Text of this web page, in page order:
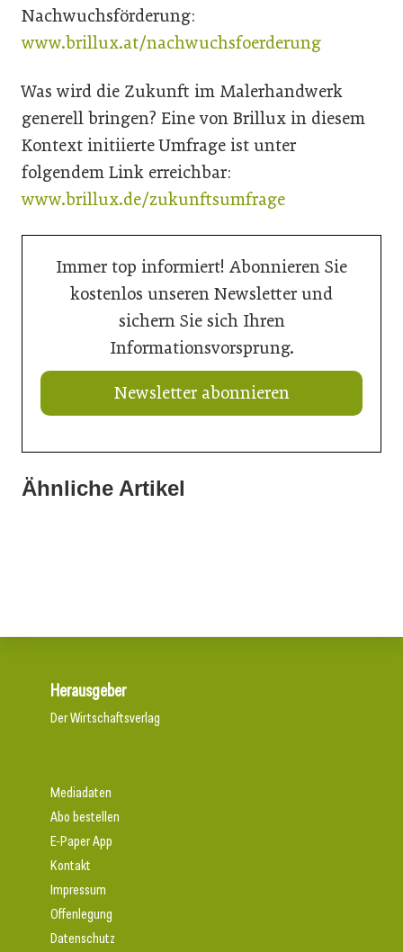
Nachwuchsförderung:
www.brillux.at/nachwuchsfoerderung
Was wird die Zukunft im Malerhandwerk
generell bringen? Eine von Brillux in diesem
Kontext initiierte Umfrage ist unter
folgendem Link erreichbar:
www.brillux.de/zukunftsumfrage
Immer top informiert! Abonnieren Sie
kostenlos unseren Newsletter und
sichern Sie sich Ihren
Informationsvorsprung.
Newsletter abonnieren
Ähnliche Artikel
21. Juli 2026
20. Juli 2026
Herausgeber
Der Wirtschaftsverlag
Mediadaten
Abo bestellen
E-Paper App
Kontakt
Impressum
Offenlegung
Datenschutz